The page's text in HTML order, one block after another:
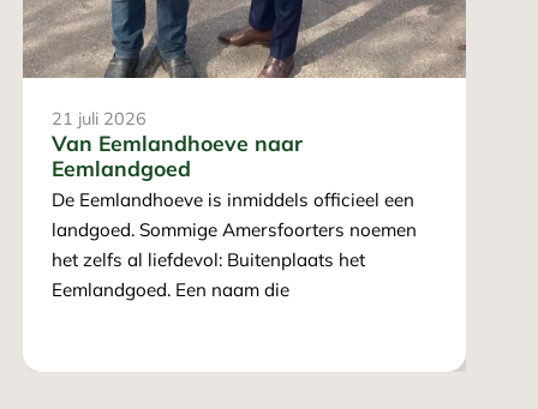
21 juli 2026
Van Eemlandhoeve naar
Eemlandgoed
De Eemlandhoeve is inmiddels officieel een
landgoed. Sommige Amersfoorters noemen
het zelfs al liefdevol: Buitenplaats het
Eemlandgoed. Een naam die